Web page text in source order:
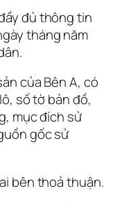
đủ thông tin
tháng năm
của Bên A, có
số tờ bản đồ,
mục đích sử
gốc sử
bên thoả thuận.